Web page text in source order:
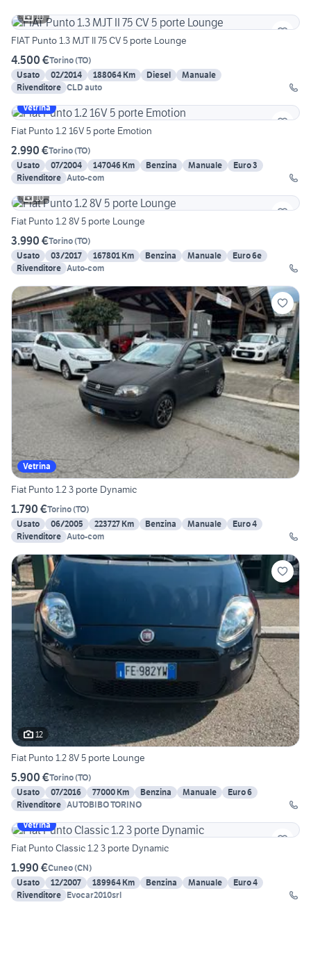
10
FIAT Punto 1.3 MJT II 75 CV 5 porte Lounge
4.500 €Torino(TO)
Usato
02/2014 188064 Km Diesel
Manuale
Rivenditore CLD auto
Vetrina
Fiat Punto 1.2 16V 5 porte Emotion
2.990 €Torino(TO)
Usato
07/2004 147046 Km Benzina Manuale
Euro 3
Rivenditore Auto-com
10
Fiat Punto 1.2 8V 5 porte Lounge
3.990 €Torino(TO)
Usato
03/2017 167801 Km Benzina Manuale
Euro 6e
Rivenditore Auto-com
Vetrina
Fiat Punto 1.2 3 porte Dynamic
1.790 €Torino(TO)
Usato
06/2005 223727 Km Benzina Manuale
Euro 4
Rivenditore Auto-com
12
Fiat Punto 1.2 8V 5 porte Lounge
5.900 €Torino(TO)
Usato
07/2016 77000 Km Benzina Manuale
Euro 6
Rivenditore AUTOBIBO TORINO
Vetrina
Fiat Punto Classic 1.2 3 porte Dynamic
1.990 €Cuneo(CN)
Usato
12/2007 189964 Km Benzina Manuale
Euro 4
Rivenditore Evocar2010srl